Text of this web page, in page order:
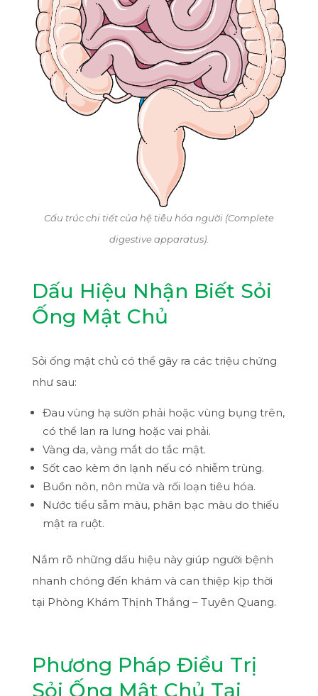
Cấu trúc chi tiết của hệ tiêu hóa người (Complete
digestive apparatus).
Dấu Hiệu Nhận Biết Sỏi
Ống Mật Chủ
Sỏi ống mật chủ có thể gây ra các triệu chứng
như sau:
Đau vùng hạ sườn phải hoặc vùng bụng trên,
có thể lan ra lưng hoặc vai phải.
Vàng da, vàng mắt do tắc mật.
Sốt cao kèm ớn lạnh nếu có nhiễm trùng.
Buồn nôn, nôn mửa và rối loạn tiêu hóa.
Nước tiểu sẫm màu, phân bạc màu do thiếu
mật ra ruột.
Nắm rõ những dấu hiệu này giúp người bệnh
nhanh chóng đến khám và can thiệp kịp thời
tại Phòng Khám Thịnh Thắng – Tuyên Quang.
Phương Pháp Điều Trị
Sỏi Ống Mật Chủ Tại